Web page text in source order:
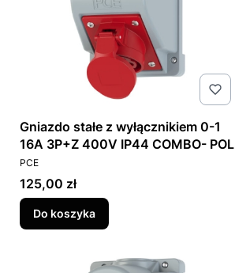
Gniazdo stałe z wyłącznikiem 0-1
16A 3P+Z 400V IP44 COMBO- POL
PRODUCENT
PCE
Cena
125,00 zł
Do koszyka